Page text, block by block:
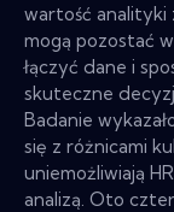
wartość analityki
mogą pozostać
łączyć dane i
skuteczne
Badanie
się z różnicami
uniemożliwiają
analizą. Oto